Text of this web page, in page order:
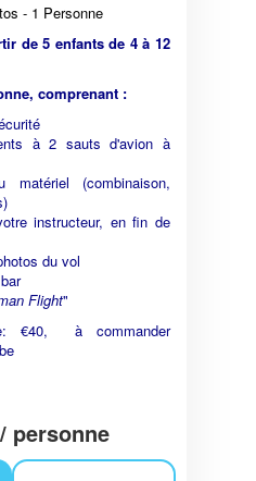
- 1 Personne
de 5 enfants de 4 à 12
comprenant :
à 2 sauts d'avion à
matériel (combinaison,
instructeur, en fin de
du vol
Flight"
€40, à commander
personne